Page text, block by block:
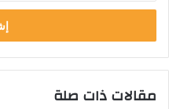
الإلكتروني
مقالات ذات صلة